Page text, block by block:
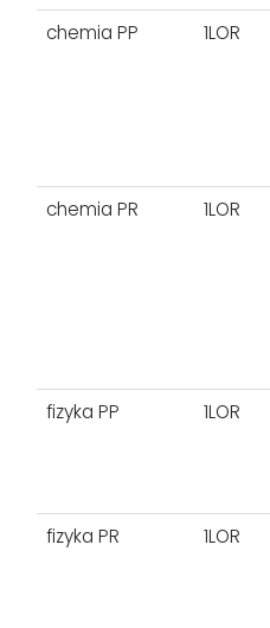
chemia PP
1LOR
chemia PR
1LOR
fizyka PP
1LOR
fizyka PR
1LOR